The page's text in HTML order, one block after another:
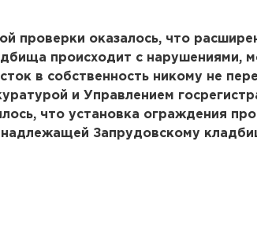
проверки оказалось, что
происходит с нарушениями,
в собственность никому не
и Управлением
что установка ограждения
Запрудовскому